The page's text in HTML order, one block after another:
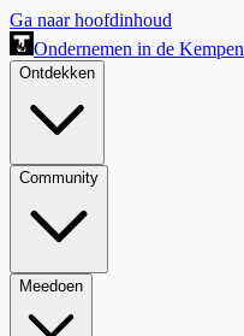
Ga naar hoofdinhoud
Ondernemen in de Kempen
Ontdekken
Community
Meedoen